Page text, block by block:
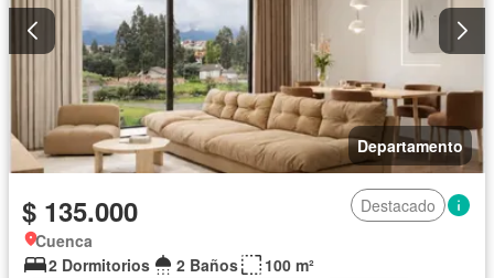
Departamento
$ 135.000
Destacado
Cuenca
2 Dormitorios
2 Baños
100 m²